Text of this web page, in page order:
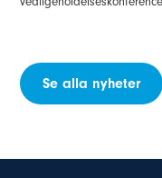
Se alla nyheter